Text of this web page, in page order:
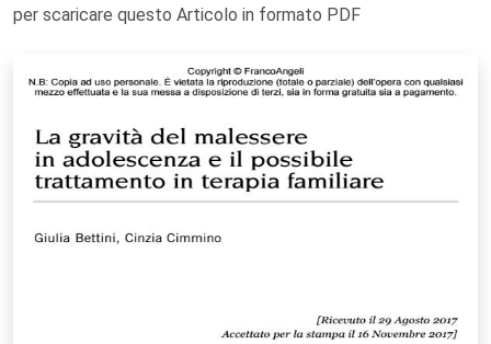
per scaricare questo Articolo in formato PDF